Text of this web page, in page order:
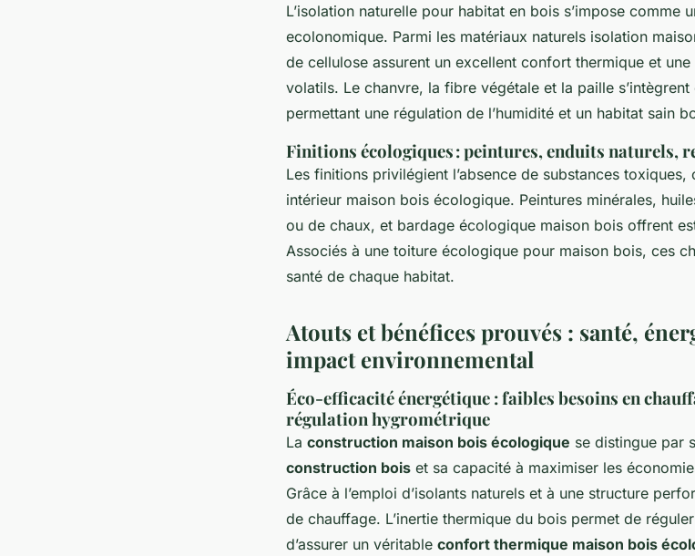
L’isolation naturelle pour habitat en bois s’impose comme
ecolonomique. Parmi les matériaux naturels isolation
de cellulose assurent un excellent confort thermique et
volatils. Le chanvre, la fibre végétale et la paille
permettant une régulation de l’humidité et un habitat sain
Finitions écologiques : peintures, enduits naturels,
Les finitions privilégient l’absence de substances toxiques,
intérieur maison bois écologique. Peintures minérales,
ou de chaux, et bardage écologique maison bois offrent
Associés à une toiture écologique pour maison bois, ces
santé de chaque habitat.
Atouts et bénéfices prouvés : santé,
impact environnemental
Éco-efficacité énergétique : faibles besoins en
régulation hygrométrique
La construction maison bois écologique se distingue par
construction bois et sa capacité à maximiser les
Grâce à l’emploi d’isolants naturels et à une structure
de chauffage. L’inertie thermique du bois permet de
d’assurer un véritable confort thermique maison bois